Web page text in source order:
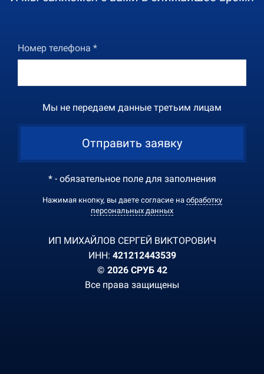
Номер телефона *
Мы не передаем данные третьим лицам
Отправить заявку
* - обязательное поле для заполнения
Нажимая кнопку, вы даете согласие на обработку
персональных данных
ИП МИХАЙЛОВ СЕРГЕЙ ВИКТОРОВИЧ
ИНН: 421212443539
© 2026 СРУБ 42
Все права защищены